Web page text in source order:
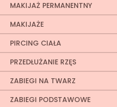
MAKIJAŻ PERMANENTNY
MAKIJAŻE
PIRCING CIAŁA
PRZEDŁUŻANIE RZĘS
ZABIEGI NA TWARZ
ZABIEGI PODSTAWOWE